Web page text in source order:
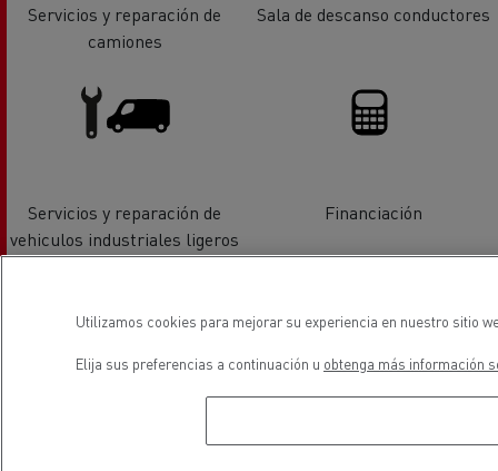
Servicios y reparación de
camiones
Sala de descanso conductores
Servicios y reparación de
vehiculos industriales ligeros
Financiación
Utilizamos cookies para mejorar su experiencia en nuestro sitio
Elija sus preferencias a continuación u obtenga más información